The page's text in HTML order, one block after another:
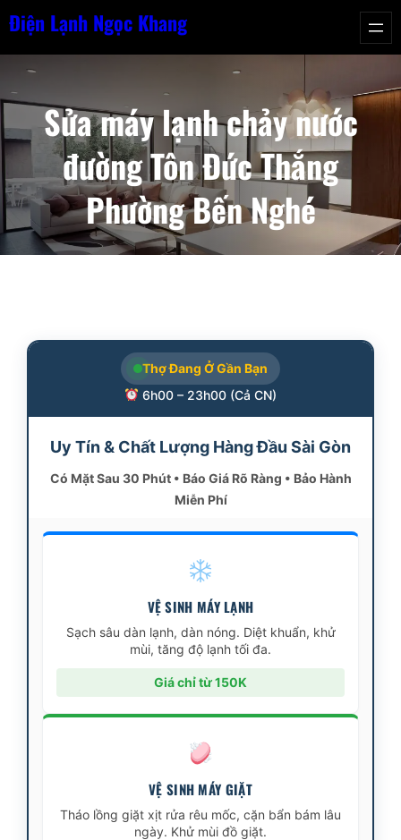
Chuyển
nội
Điện Lạnh Ngọc Khang
Sửa máy lạnh chảy nước
đường Tôn Đức Thắng
Phường Bến Nghé
Thợ Đang Ở Gần Bạn
6h00 – 23h00 (Cả CN)
Uy Tín & Chất Lượng Hàng Đầu Sài Gòn
Có Mặt Sau 30 Phút • Báo Giá Rõ Ràng • Bảo Hành
Miễn Phí
VỆ SINH MÁY LẠNH
Sạch sâu dàn lạnh, dàn nóng. Diệt khuẩn, khử
mùi, tăng độ lạnh tối đa.
Giá chỉ từ 150K
VỆ SINH MÁY GIẶT
Tháo lồng giặt xịt rửa rêu mốc, cặn bẩn bám lâu
ngày. Khử mùi đồ giặt.